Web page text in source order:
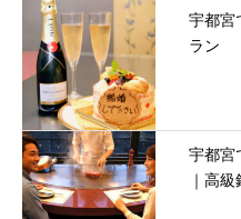
宇都宮
ラン
宇都宮
｜高級